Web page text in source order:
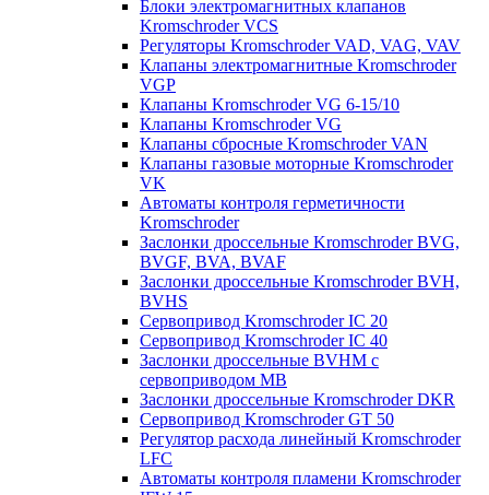
Блоки электромагнитных клапанов
Kromschroder VCS
Регуляторы Kromschroder VAD, VAG, VAV
Клапаны электромагнитные Kromschroder
VGP
Клапаны Kromschroder VG 6-15/10
Клапаны Kromschroder VG
Клапаны сбросные Kromschroder VAN
Клапаны газовые моторные Kromschroder
VK
Автоматы контроля герметичности
Kromschroder
Заслонки дроссельные Kromschroder BVG,
BVGF, BVA, BVAF
Заслонки дроссельные Kromschroder BVH,
BVHS
Сервопривод Kromschroder IC 20
Сервопривод Kromschroder IC 40
Заслонки дроссельные BVHM с
сервоприводом МВ
Заслонки дроссельные Kromschroder DKR
Cервопривод Kromschroder GT 50
Регулятор расхода линейный Kromschroder
LFC
Автоматы контроля пламени Kromschroder